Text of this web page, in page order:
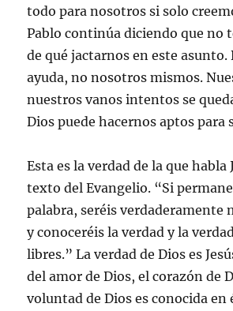
todo para nosotros si solo
Pablo continúa diciendo que no
de qué jactarnos en este asunto.
ayuda, no nosotros mismos.
nuestros vanos intentos se
Dios puede hacernos aptos para
Esta es la verdad de la que habla
texto del Evangelio. “Si
palabra, seréis verdaderamente
y conoceréis la verdad y la
libres.” La verdad de Dios es
del amor de Dios, el corazón de
voluntad de Dios es conocida en